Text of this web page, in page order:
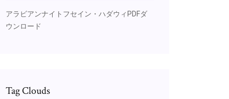
アラビアンナイトフセイン・ハダウィPDFダ
ウンロード
Tag Clouds